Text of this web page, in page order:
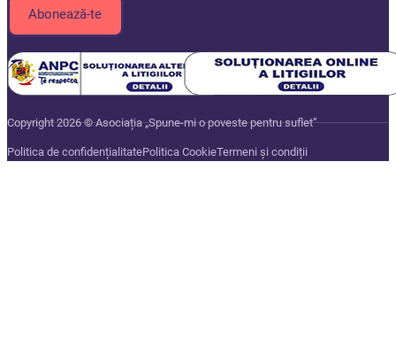
Copyright 2026 © Asociația „Spune-mi o poveste pentru suflet”
Politica de confidențialitatePolitica CookieTermeni și condiții